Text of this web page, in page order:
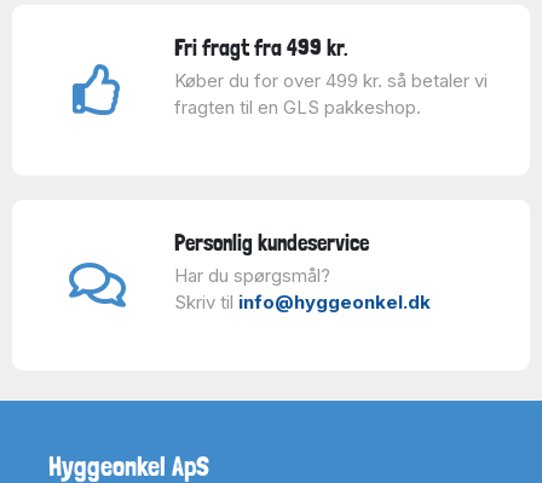
Fri fragt fra 499 kr.
Køber du for over 499 kr. så betaler vi
fragten til en GLS pakkeshop.
Personlig kundeservice
Har du spørgsmål?
Skriv til info@hyggeonkel.dk
Hyggeonkel ApS